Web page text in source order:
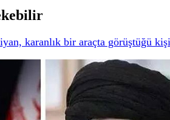
karanlık bir araçta görüştüğü